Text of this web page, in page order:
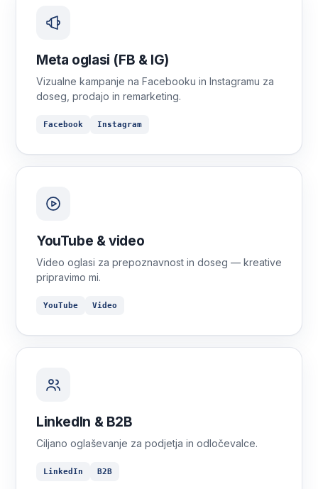
Meta oglasi (FB & IG)
Vizualne kampanje na Facebooku in Instagramu za
doseg, prodajo in remarketing.
Facebook Instagram
YouTube & video
Video oglasi za prepoznavnost in doseg — kreative
pripravimo mi.
YouTube Video
LinkedIn & B2B
Ciljano oglaševanje za podjetja in odločevalce.
LinkedIn B2B